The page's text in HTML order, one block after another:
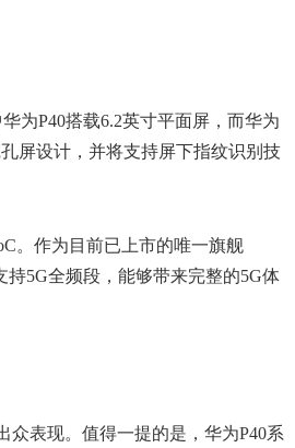
为P40搭载6.2英寸平面屏，而华为
屏设计，并将支持屏下指纹识别技
。作为目前已上市的唯一旗舰
持5G全频段，能够带来完整的5G体
众表现。值得一提的是，华为P40系